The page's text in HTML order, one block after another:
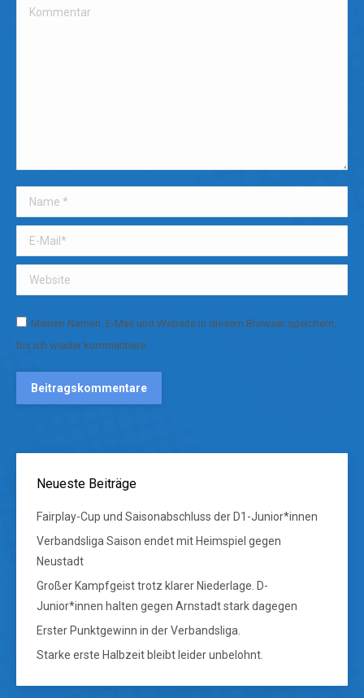
Kommentar
Name *
E-Mail *
Website
Meinen Namen, E-Mail und Website in diesem Browser speichern,
bis ich wieder kommentiere.
Beitragskommentare
Neueste Beiträge
Fairplay-Cup und Saisonabschluss der D1-Junior*innen
Verbandsliga Saison endet mit Heimspiel gegen
Neustadt
Großer Kampfgeist trotz klarer Niederlage. D-
Junior*innen halten gegen Arnstadt stark dagegen
Erster Punktgewinn in der Verbandsliga.
Starke erste Halbzeit bleibt leider unbelohnt.